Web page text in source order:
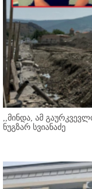
,,მინდა, ამ
ნუგზარ სვიანაძე